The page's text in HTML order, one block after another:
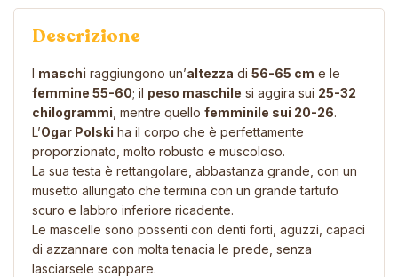
Descrizione
I maschi raggiungono un’altezza di 56-65 cm e le
femmine 55-60; il peso maschile si aggira sui 25-32
chilogrammi , mentre quello femminile sui 20-26.
L’Ogar Polski ha il corpo che è perfettamente
proporzionato, molto robusto e muscoloso.
La sua testa è rettangolare, abbastanza grande, con un
musetto allungato che termina con un grande tartufo
scuro e labbro inferiore ricadente.
Le mascelle sono possenti con denti forti, aguzzi, capaci
di azzannare con molta tenacia le prede, senza
lasciarsele scappare.